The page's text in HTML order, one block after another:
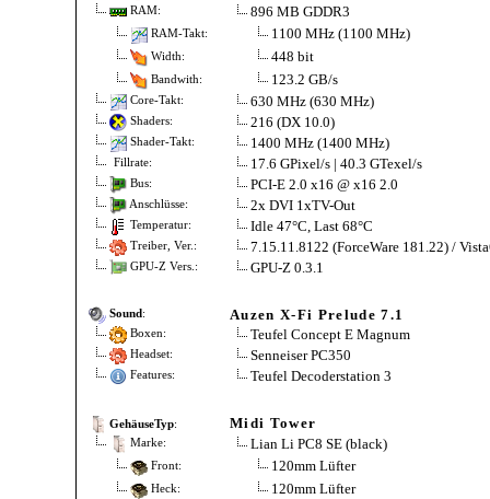
RAM: 896 MB GDDR3
RAM-Takt: 1100 MHz (1100 MHz)
Width: 448 bit
Bandwith: 123.2 GB/s
Core-Takt: 630 MHz (630 MHz)
Shaders: 216 (DX 10.0)
Shader-Takt: 1400 MHz (1400 MHz)
Fillrate: 17.6 GPixel/s | 40.3 GTexel/s
Bus: PCI-E 2.0 x16 @ x16 2.0
Anschlüsse: 2x DVI 1xTV-Out
Temperatur: Idle 47°C, Last 68°C
Treiber, Ver.: 7.15.11.8122 (ForceWare 181.22) /
GPU-Z Vers.: GPU-Z 0.3.1
Sound: Auzen X-Fi Prelude 7.1
Boxen: Teufel Concept E Magnum
Headset: Senneiser PC350
Features: Teufel Decoderstation 3
GehäuseTyp: Midi Tower
Marke: Lian Li PC8 SE (black)
Front: 120mm Lüfter
Heck: 120mm Lüfter